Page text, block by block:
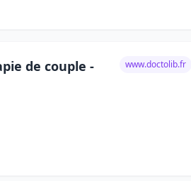
de couple -
www.doctolib.fr